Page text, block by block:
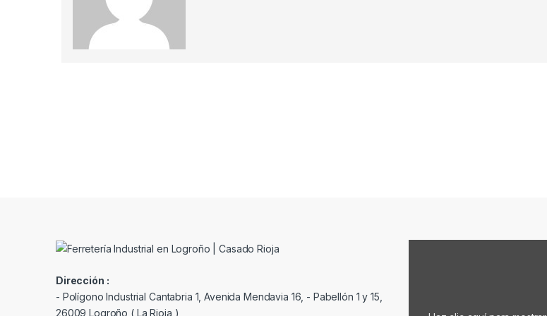
Dirección :
- Polígono Industrial Cantabria 1, Avenida Mendavia 16, - Pabellón 1 y 15,
26009 Logroño ( La Rioja )